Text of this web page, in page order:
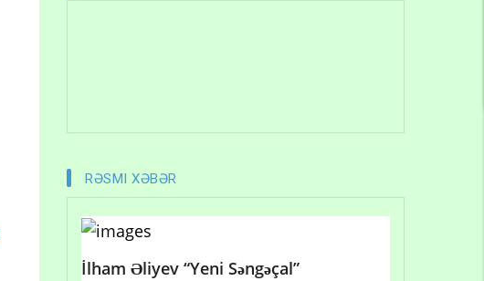
RƏSMI XƏBƏR
İlham Əliyev “Yeni Səngəçal”